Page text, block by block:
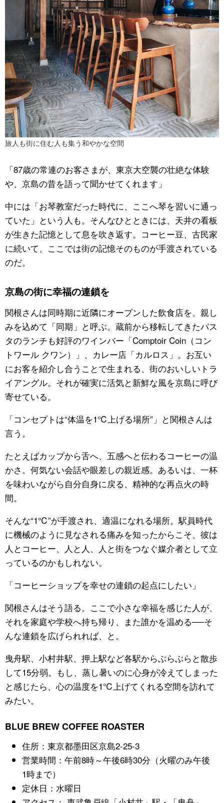
旅人も街に住む人も集う和やかな空間
「87歳の常連のお客さまが、東京大空襲の壮絶な体験
や、京島の昔を語って聞かせてくれます」
中には「お琴教室だった時代に、ここへ琴を習いに通っ
ていた」という人も。そんなひとときには、天井の看板
が生きた記憶として息を吹き返す。コーヒー豆、古民家
に続いて、ここでは街の記憶そのものが手渡されている
のだ。
京島の街に幸福の連鎖を
関根さんは同時期に近隣にオープンした飲食店を、親し
みを込めて「同期」と呼ぶ。蔵前から移転してきたパス
タのランチも好評のワインバー「Comptoir Coin（コン
トワール クワン）」、カレー店「カルロス」。お互い
にお客を紹介し合うことで生まれる、街のおいしいトラ
イアングル。それが確実に活気と新鮮な風を京島に呼び
寄せている。
「コンセプトは“体温を1℃上げる場所”」と関根さんは
言う。
たとえばカップから舌へ、五感へと伝わるコーヒーの温
かさ。何気ない会話や眼差しの親近感。あるいは、一杯
を味わいながら自分自身に戻る、精神的な再点火の時
間。
そんな“1℃”が手渡され、適温になれる場所。駅員時代
に機械のように見なされる痛みを知ったからこそ、彼は
人とコーヒー、人と人、人と街をつなぐ媒介者として立
っているのかもしれない。
「コーヒーショップを幸せの連鎖の起点にしたい」
関根さんはそう語る。ここで小さな幸福を感じた人が、
それを家庭や学校へ持ち帰り、また誰かを温める──そ
んな連鎖を広げられれば、と。
曳舟駅、小村井駅、押上駅など各駅からぶらぶらと散歩
して15分弱。もし、蒸し暑いのに心身が冷えてしまった
と感じたら、心の温度を1℃上げてくれる空間を訪れて
みたい。
BLUE BREW COFFEE ROASTER
住所：東京都墨田区京島2-25-3
営業時間：午前8時～午後6時30分（火曜のみ午後
1時まで）
定休日：水曜日